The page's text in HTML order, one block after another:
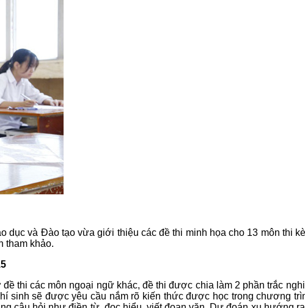
và Đào tạo vừa giới thiệu các đề thi minh họa cho 13 môn thi
tham khảo.
thi các môn ngoại ngữ khác, đề thi được chia làm 2 phần trắc
sinh sẽ được yêu cầu nắm rõ kiến thức được học trong chương